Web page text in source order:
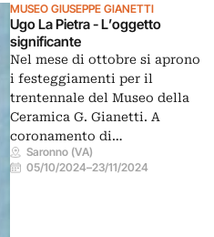
MUSEO GIUSEPPE GIANETTI
Ugo La Pietra - L’oggetto
significante
Nel mese di ottobre si aprono
i festeggiamenti per il
trentennale del Museo della
Ceramica G. Gianetti. A
coronamento di…
Saronno (VA)
05/10/2024–23/11/2024